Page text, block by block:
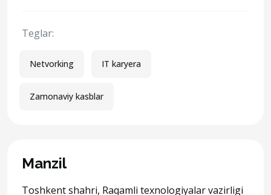
Teglar:
Netvorking IT karyera
Zamonaviy kasblar
Manzil
Toshkent shahri, Raqamli texnologiyalar vazirligi